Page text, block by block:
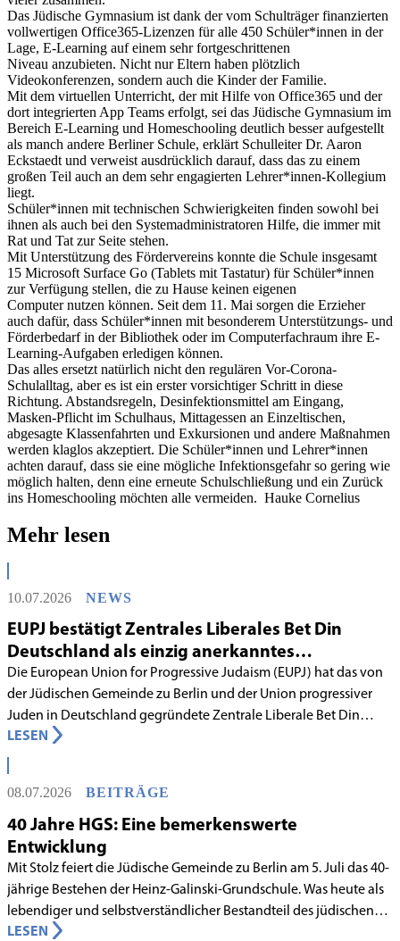
Das Jüdische Gymnasium ist dank der vom Schulträger finanzierten
vollwertigen Office365-Lizenzen für alle 450 Schüler*innen in der
Lage, E-Learning auf einem sehr fortgeschrittenen
Niveau anzubieten. Nicht nur Eltern haben plötzlich
Videokonferenzen, sondern auch die Kinder der Familie.
Mit dem virtuellen Unterricht, der mit Hilfe von Office365 und der
dort integrierten App Teams erfolgt, sei das Jüdische Gymnasium im
Bereich E-Learning und Homeschooling deutlich besser aufgestellt
als manch andere Berliner Schule, erklärt Schulleiter Dr. Aaron
Eckstaedt und verweist ausdrücklich darauf, dass das zu einem
großen Teil auch an dem sehr engagierten Lehrer*innen-Kollegium
liegt.
Schüler*innen mit technischen Schwierigkeiten finden sowohl bei
ihnen als auch bei den Systemadministratoren Hilfe, die immer mit
Rat und Tat zur Seite stehen.
Mit Unterstützung des Fördervereins konnte die Schule insgesamt
15 Microsoft Surface Go (Tablets mit Tastatur) für Schüler*innen
zur Verfügung stellen, die zu Hause keinen eigenen
Computer nutzen können. Seit dem 11. Mai sorgen die Erzieher
auch dafür, dass Schüler*innen mit besonderem Unterstützungs- und
Förderbedarf in der Bibliothek oder im Computerfachraum ihre E-
Learning-Aufgaben erledigen können.
Das alles ersetzt natürlich nicht den regulären Vor-Corona-
Schulalltag, aber es ist ein erster vorsichtiger Schritt in diese
Richtung. Abstandsregeln, Desinfektionsmittel am Eingang,
Masken-Pflicht im Schulhaus, Mittagessen an Einzeltischen,
abgesagte Klassenfahrten und Exkursionen und andere Maßnahmen
werden klaglos akzeptiert. Die Schüler*innen und Lehrer*innen
achten darauf, dass sie eine mögliche Infektionsgefahr so gering wie
möglich halten, denn eine erneute Schulschließung und ein Zurück
ins Homeschooling möchten alle vermeiden. Hauke Cornelius
Mehr lesen
10.07.2026 NEWS
EUPJ bestätigt Zentrales Liberales Bet Din
Deutschland als einzig anerkanntes
liberales Rabbinatsgericht
Die European Union for Progressive Judaism (EUPJ) hat das von
der Jüdischen Gemeinde zu Berlin und der Union progressiver
Juden in Deutschland gegründete Zentrale Liberale Bet Din
Deutschland mit Wirkung zum 1. Juni 2026 als anerkanntes
Rabbinatsgericht aufgenommen.
LESEN
08.07.2026 BEITRÄGE
40 Jahre HGS: Eine bemerkenswerte
Entwicklung
Mit Stolz feiert die Jüdische Gemeinde zu Berlin am 5. Juli das 40-
jährige Bestehen der Heinz-Galinski-Grundschule. Was heute als
lebendiger und selbstverständlicher Bestandteil des jüdischen
Lebens in Berlin gilt, begann in den 1980er-Jahren unter
LESEN